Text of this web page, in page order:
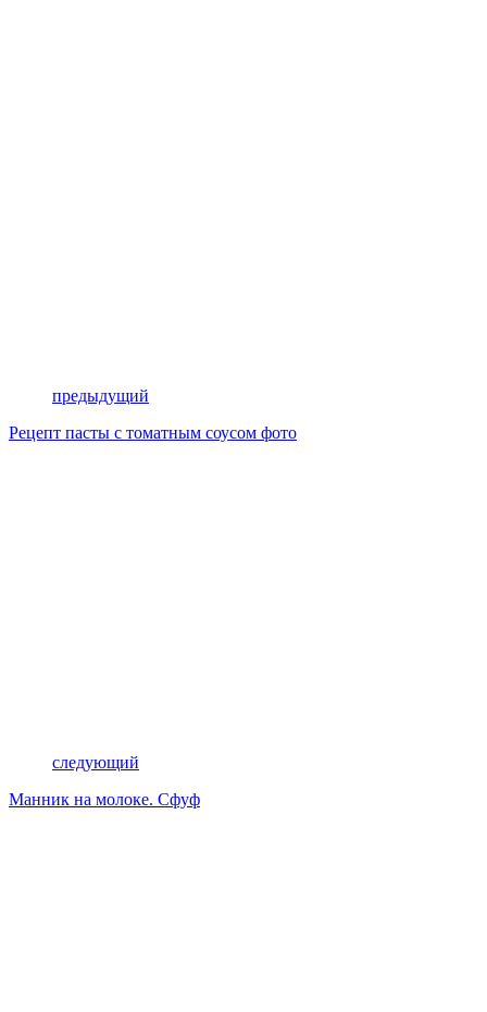
предыдущий
Рецепт пасты с томатным соусом фото
следующий
Манник на молоке. Сфуф